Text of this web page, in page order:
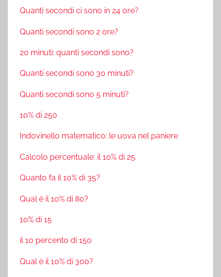
Quanti secondi ci sono in 24 ore?
Quanti secondi sono 2 ore?
20 minuti: quanti secondi sono?
Quanti secondi sono 30 minuti?
Quanti secondi sono 5 minuti?
10% di 250
Indovinello matematico: le uova nel paniere
Calcolo percentuale: il 10% di 25.
Quanto fa il 10% di 35?
Qual è il 10% di 80?
10% di 15
il 10 percento di 150
Qual è il 10% di 300?